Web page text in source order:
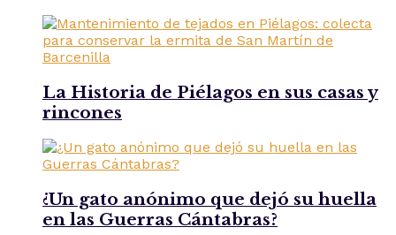
La Historia de Piélagos en sus casas y
rincones
¿Un gato anónimo que dejó su huella
en las Guerras Cántabras?